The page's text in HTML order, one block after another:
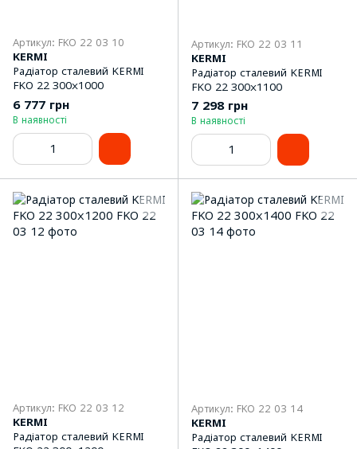
Артикул: FKO 22 03 10
KERMI
Радіатор сталевий KERMI
FKO 22 300x1000
6 777 грн
В наявності
Артикул: FKO 22 03 11
KERMI
Радіатор сталевий KERMI
FKO 22 300x1100
7 298 грн
В наявності
Артикул: FKO 22 03 12
KERMI
Радіатор сталевий KERMI
Артикул: FKO 22 03 14
KERMI
Радіатор сталевий KERMI